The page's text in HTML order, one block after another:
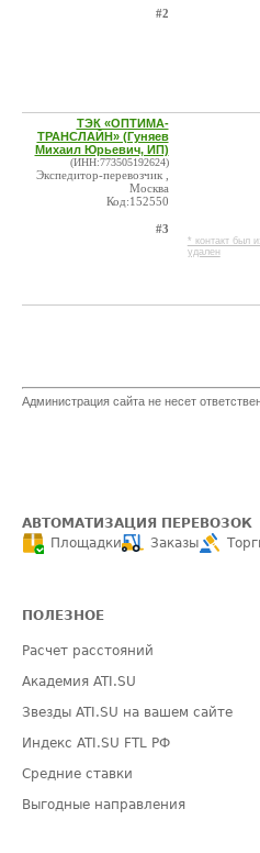
#2
ТЭК «ОПТИМА-
ТРАНСЛАЙН» (Гуняев
Михаил Юрьевич, ИП)
(ИНН:773505192624)
Экспедитор-перевозчик ,
Москва
Код:152550
#3
* контакт был
удален
Администрация сайта не несет
АВТОМАТИЗАЦИЯ ПЕРЕВОЗОК
Площадки
Заказы
ПОЛЕЗНОЕ
Расчет расстояний
Академия ATI.SU
Звезды ATI.SU на вашем сайте
Индекс ATI.SU FTL РФ
Средние ставки
Выгодные направления